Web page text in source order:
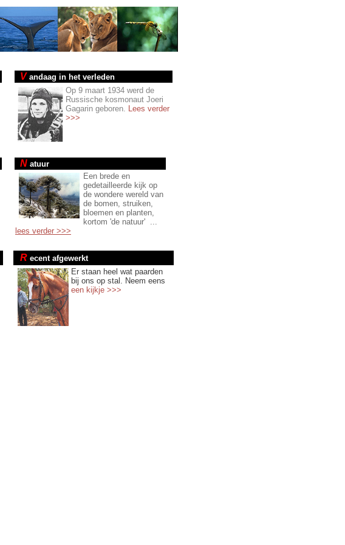
V andaag in het verleden
Op 9 maart 1934 werd de
Russische kosmonaut Joeri
Gagarin geboren. Lees verder
>>>
N atuur
Een brede en
gedetailleerde kijk op
de wondere wereld van
de bomen, struiken,
bloemen en planten,
kortom 'de natuur' ...
lees verder >>>
R ecent afgewerkt
Er staan heel wat paarden
bij ons op stal. Neem eens
een kijkje >>>